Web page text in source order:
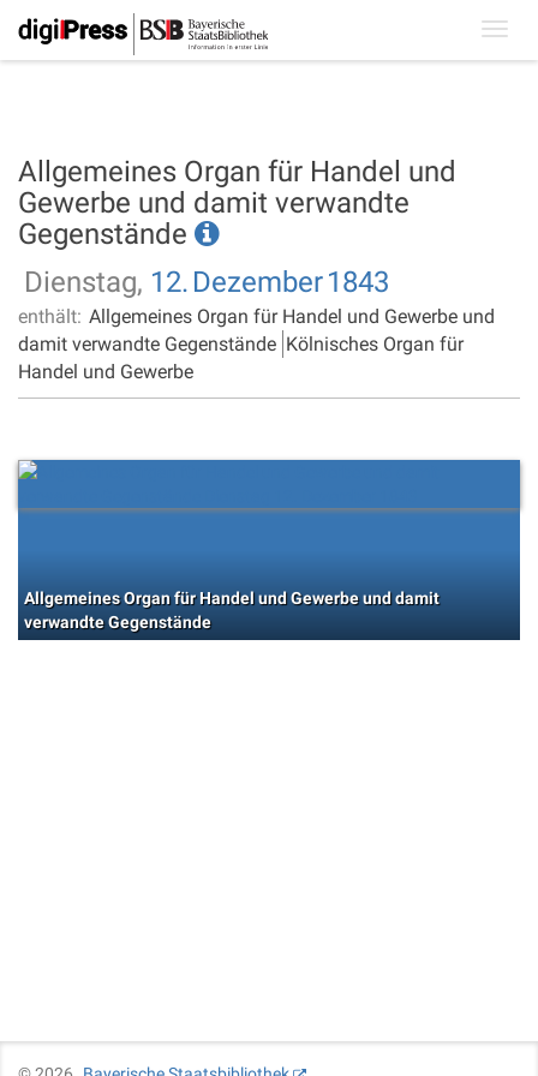
Allgemeines Organ für Handel und
Gewerbe und damit verwandte
Gegenstände
Dienstag, 12. Dezember1843
enthält: Allgemeines Organ für Handel und Gewerbe und
damit verwandte Gegenstände Kölnisches Organ für
Handel und Gewerbe
Allgemeines Organ für Handel und Gewerbe und damit
verwandte Gegenstände